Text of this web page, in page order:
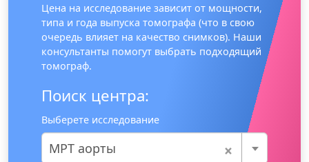
Цена на исследование зависит от мощности,
типа и года выпуска томографа (что в свою
очередь влияет на качество снимков). Наши
консультанты помогут выбрать подходящий
томограф.
Поиск центра:
Выберете исследование
×
МРТ аорты